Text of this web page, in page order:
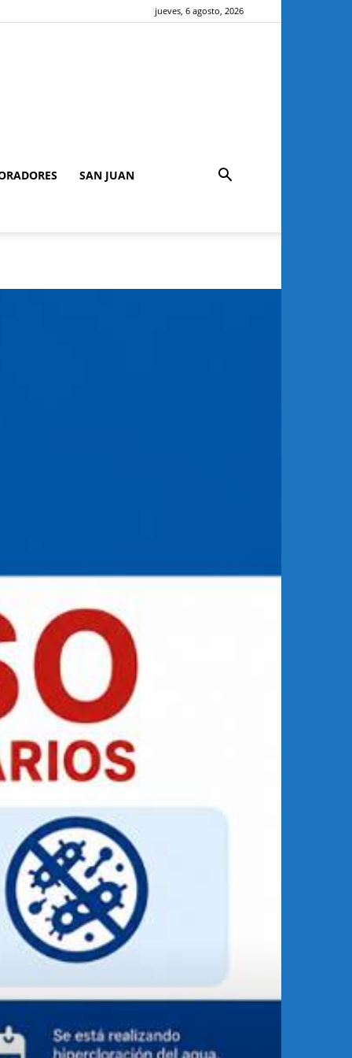
jueves, 6 agosto, 2026
SAN JUAN